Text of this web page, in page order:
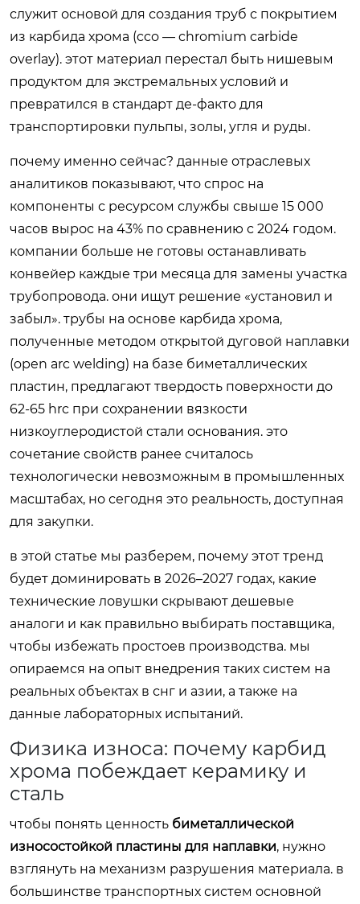
служит основой для создания труб с покрытием
из карбида хрома (cco — chromium carbide
overlay). этот материал перестал быть нишевым
продуктом для экстремальных условий и
превратился в стандарт де-факто для
транспортировки пульпы, золы, угля и руды.
почему именно сейчас? данные отраслевых
аналитиков показывают, что спрос на
компоненты с ресурсом службы свыше 15 000
часов вырос на 43% по сравнению с 2024 годом.
компании больше не готовы останавливать
конвейер каждые три месяца для замены участка
трубопровода. они ищут решение «установил и
забыл». трубы на основе карбида хрома,
полученные методом открытой дуговой наплавки
(open arc welding) на базе биметаллических
пластин, предлагают твердость поверхности до
62-65 hrc при сохранении вязкости
низкоуглеродистой стали основания. это
сочетание свойств ранее считалось
технологически невозможным в промышленных
масштабах, но сегодня это реальность, доступная
для закупки.
в этой статье мы разберем, почему этот тренд
будет доминировать в 2026–2027 годах, какие
технические ловушки скрывают дешевые
аналоги и как правильно выбирать поставщика,
чтобы избежать простоев производства. мы
опираемся на опыт внедрения таких систем на
реальных объектах в снг и азии, а также на
данные лабораторных испытаний.
Физика износа: почему карбид
хрома побеждает керамику и
сталь
чтобы понять ценность биметаллической
износостойкой пластины для наплавки, нужно
взглянуть на механизм разрушения материала. в
большинстве транспортных систем основной